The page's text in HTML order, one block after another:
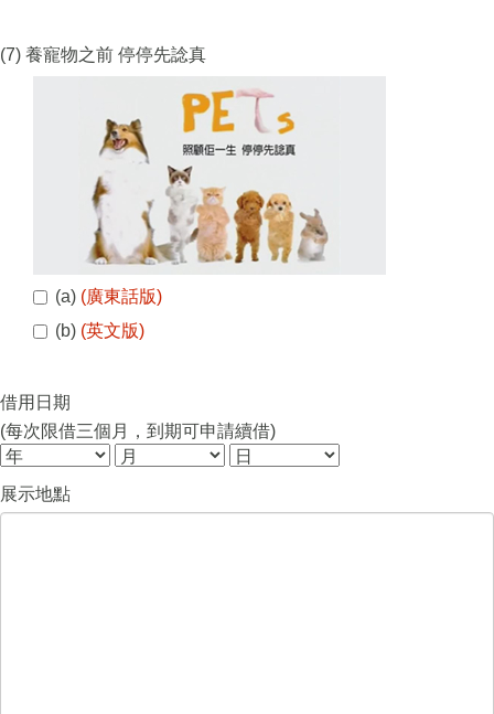
(7) 養寵物之前 停停先諗真
(a) (廣東話版)
(b) (英文版)
借用日期
(每次限借三個月，到期可申請續借)
展示地點